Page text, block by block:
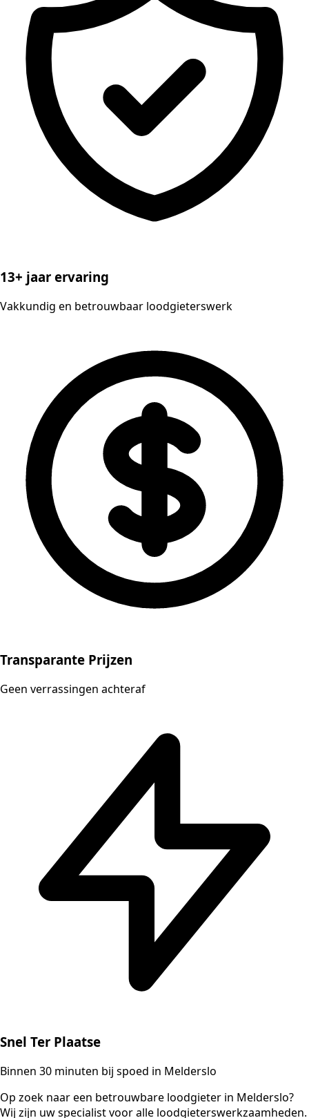
13+ jaar ervaring
Vakkundig en betrouwbaar loodgieterswerk
Transparante Prijzen
Geen verrassingen achteraf
Snel Ter Plaatse
Binnen 30 minuten bij spoed in Melderslo
Op zoek naar een betrouwbare loodgieter in Melderslo?
Wij zijn uw specialist voor alle loodgieterswerkzaamheden.